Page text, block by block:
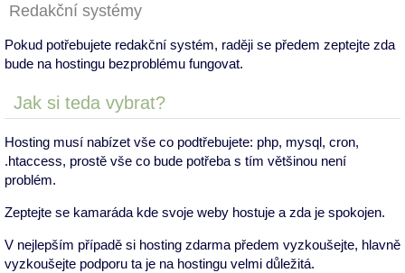
Redakční systémy
Pokud potřebujete redakční systém, raději se předem zeptejte zda
bude na hostingu bezproblému fungovat.
Jak si teda vybrat?
Hosting musí nabízet vše co podtřebujete: php, mysql, cron,
.htaccess, prostě vše co bude potřeba s tím většinou není
problém.
Zeptejte se kamaráda kde svoje weby hostuje a zda je spokojen.
V nejlepším případě si hosting zdarma předem vyzkoušejte, hlavně
vyzkoušejte podporu ta je na hostingu velmi důležitá.